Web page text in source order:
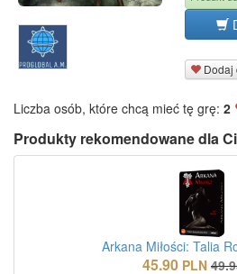
Dodaj
Liczba osób, które chcą mieć tę grę: 2
Produkty rekomendowane dla
Arkana Miłości: Talia
45.90 PLN